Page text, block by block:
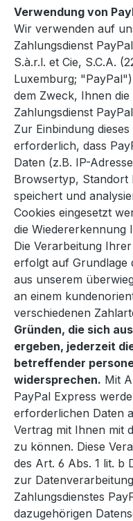
Verwendung von
Wir verwenden auf
Zahlungsdienst
S.à.r.l. et Cie, S.C.A.
Luxemburg;
dem Zweck, Ihnen
Zahlungsdienst
Zur Einbindung
erforderlich, dass
Daten (z.B. IP-
Browsertyp, Standort
speichert und
Cookies eingesetzt
die Wiedererkennung
Die Verarbeitung
erfolgt auf Grundlage
aus unserem
an einem
verschiedenen
Gründen, die sich
ergeben, jederzeit
betreffender
widersprechen. Mit
PayPal Express
erforderlichen Daten
Vertrag mit Ihnen mit
zu können. Diese
des Art. 6 Abs. 1 lit. b
zur
Zahlungsdienstes
dazugehörigen